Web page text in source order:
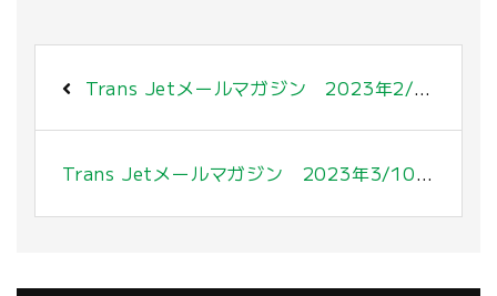
Trans Jetメールマガジン 2023年2/24号 〜インクカートリッジ充填〜
Trans Jetメールマガジン 2023年3/10号 〜厚手トートバッグへの転写のコツ〜